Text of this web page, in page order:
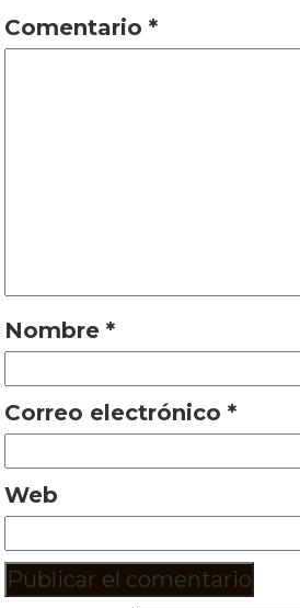
Comentario*
Nombre*
Correo electrónico*
Web